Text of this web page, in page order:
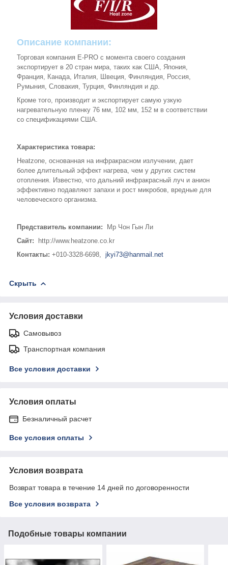
Описание компании:
Торговая компания Е-PRO с момента своего создания
экспортирует в 20 стран мира, таких как США, Япония,
Франция, Канада, Италия, Швеция, Финляндия, Россия,
Румыния, Словакия, Турция, Финляндия и др.
Кроме того, производит и экспортирует самую узкую
нагревательную пленку 76 мм, 102 мм, 152 м в соответствии
со спецификациями США.
Характеристика товара:
Heatzone, основанная на инфракрасном излучении, дает
более длительный эффект нагрева, чем у других систем
отопления. Известно, что дальний инфракрасный луч и анион
эффективно подавляют запахи и рост микробов, вредные для
человеческого организма.
Представитель компании: Мр Чон Гын Ли
Сайт: http://www.heatzone.co.kr
Контакты: +010-3328-6698, jkyi73@hanmail.net
Скрыть
Условия доставки
Самовывоз
Транспортная компания
Все условия доставки
Условия оплаты
Безналичный расчет
Все условия оплаты
Условия возврата
Возврат товара в течение 14 дней по договоренности
Все условия возврата
Подобные товары компании